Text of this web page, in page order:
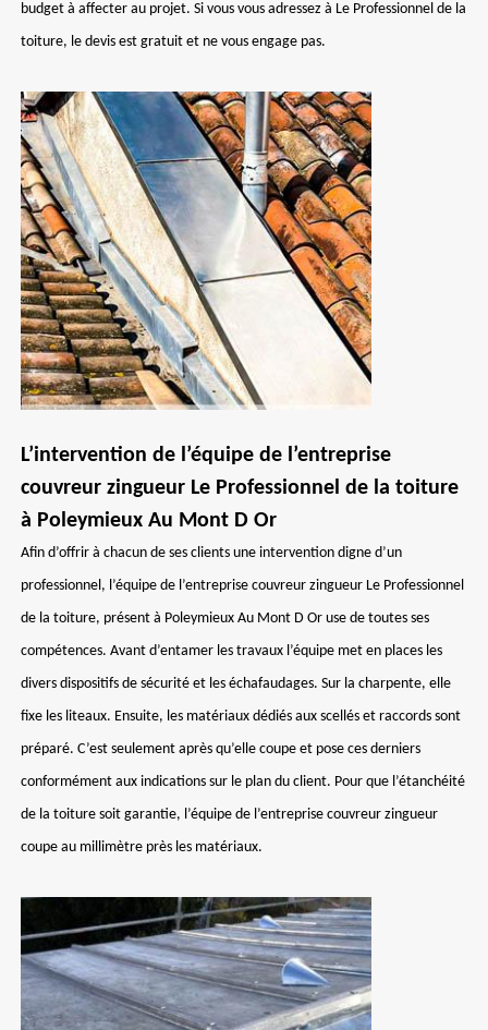
budget à affecter au projet. Si vous vous adressez à Le Professionnel de la
toiture, le devis est gratuit et ne vous engage pas.
L’intervention de l’équipe de l’entreprise
couvreur zingueur Le Professionnel de la toiture
à Poleymieux Au Mont D Or
Afin d’offrir à chacun de ses clients une intervention digne d’un
professionnel, l’équipe de l’entreprise couvreur zingueur Le Professionnel
de la toiture, présent à Poleymieux Au Mont D Or use de toutes ses
compétences. Avant d’entamer les travaux l’équipe met en places les
divers dispositifs de sécurité et les échafaudages. Sur la charpente, elle
fixe les liteaux. Ensuite, les matériaux dédiés aux scellés et raccords sont
préparé. C’est seulement après qu’elle coupe et pose ces derniers
conformément aux indications sur le plan du client. Pour que l’étanchéité
de la toiture soit garantie, l’équipe de l’entreprise couvreur zingueur
coupe au millimètre près les matériaux.